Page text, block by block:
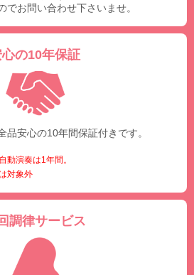
お問い合わせ下さいませ。
の10年保証
品安心の10年間保証付きです。
動演奏は1年間。
対象外
調律サービス